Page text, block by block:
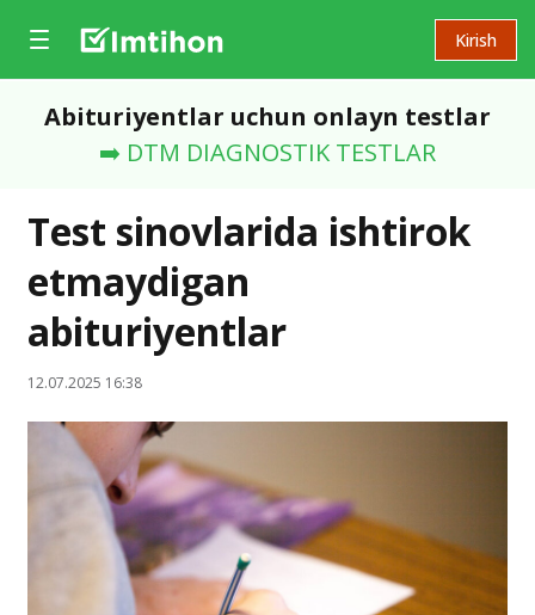
Kirish
Abituriyentlar uchun onlayn testlar
➡️ DTM DIAGNOSTIK TESTLAR
Test sinovlarida ishtirok
etmaydigan
abituriyentlar
12.07.2025 16:38